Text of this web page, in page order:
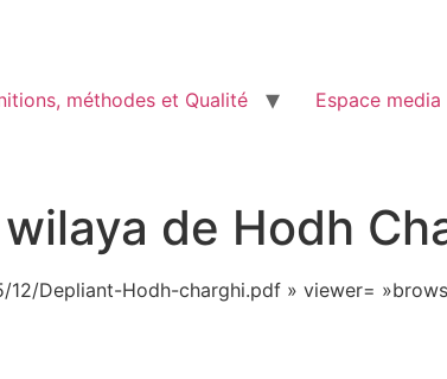
méthodes et Qualité
Espace media
de Hodh
Depliant-Hodh-charghi.pdf » viewer=